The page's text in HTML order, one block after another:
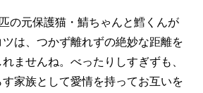
の元保護猫・鯖ちゃんと鱈くんが
は、つかず離れずの絶妙な距離を
ませんね。べったりしすぎずも、
家族として愛情を持ってお互いを